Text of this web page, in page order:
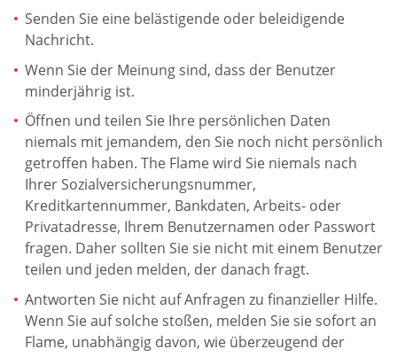
Senden Sie eine belästigende oder beleidigende
Nachricht.
Wenn Sie der Meinung sind, dass der Benutzer
minderjährig ist.
Öffnen und teilen Sie Ihre persönlichen Daten
niemals mit jemandem, den Sie noch nicht persönlich
getroffen haben. The Flame wird Sie niemals nach
Ihrer Sozialversicherungsnummer,
Kreditkartennummer, Bankdaten, Arbeits- oder
Privatadresse, Ihrem Benutzernamen oder Passwort
fragen. Daher sollten Sie sie nicht mit einem Benutzer
teilen und jeden melden, der danach fragt.
Antworten Sie nicht auf Anfragen zu finanzieller Hilfe.
Wenn Sie auf solche stoßen, melden Sie sie sofort an
Flame, unabhängig davon, wie überzeugend der